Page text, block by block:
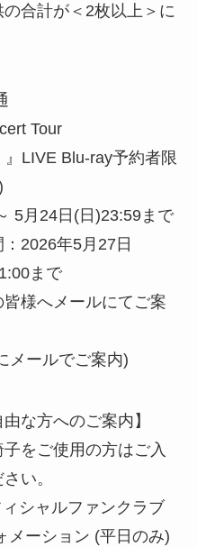
合計が＜2枚以上＞に
Tour
LIVE Blu-ray予約者限
5月24日(日)23:59まで
2026年5月27日
まで
様へメールにてご案
メールでご案内)
な方へのご案内】
をご使用の方はご入
い。
シャルファンクラブ
メーション (平日のみ)